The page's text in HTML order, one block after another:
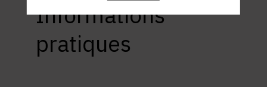
Informations
pratiques